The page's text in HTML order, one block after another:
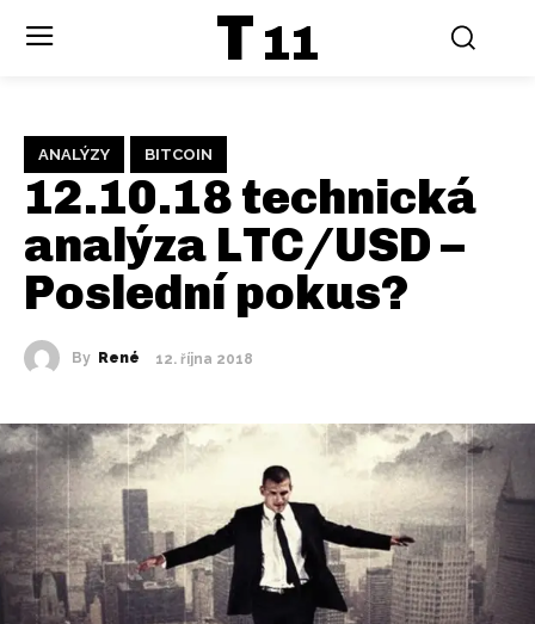
T 11
ANALÝZY BITCOIN
12.10.18 technická
analýza LTC/USD –
Poslední pokus?
By René 12. října 2018